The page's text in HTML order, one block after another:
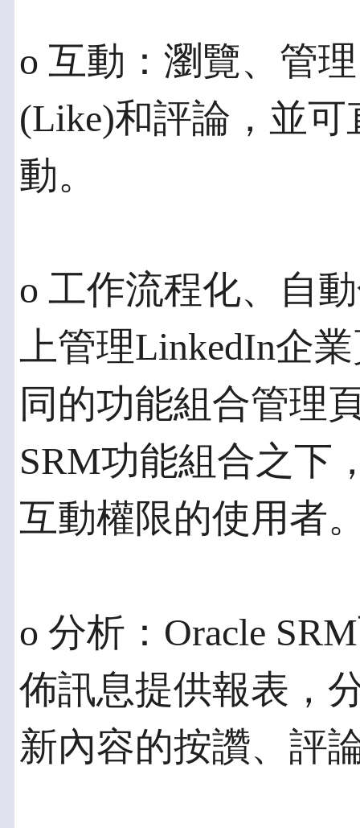
o 互動：瀏覽、管
(Like)和評論，並
動。
o 工作流程化、自
上管理LinkedIn企
同的功能組合管理
SRM功能組合之下
互動權限的使用者
o 分析：Oracle
佈訊息提供報表，
新內容的按讚、評